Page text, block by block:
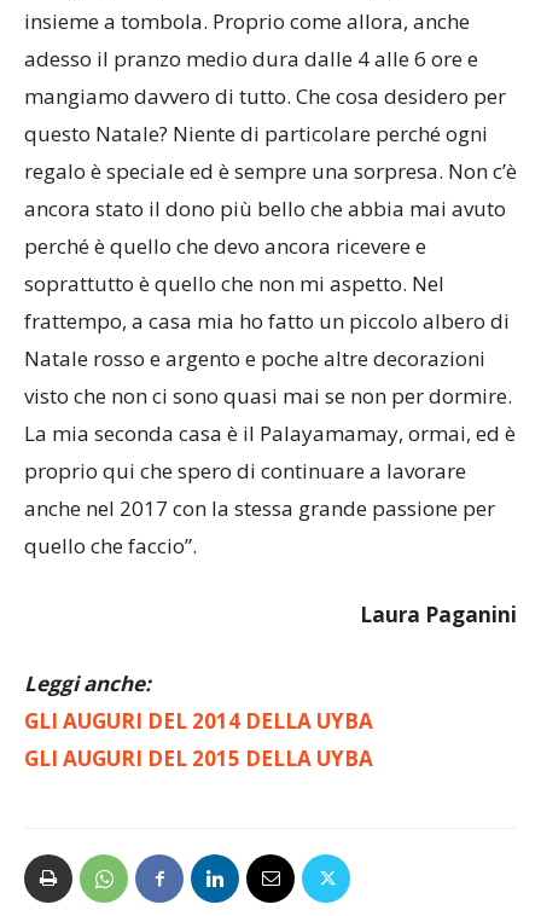
insieme a tombola. Proprio come allora, anche
adesso il pranzo medio dura dalle 4 alle 6 ore e
mangiamo davvero di tutto. Che cosa desidero per
questo Natale? Niente di particolare perché ogni
regalo è speciale ed è sempre una sorpresa. Non c’è
ancora stato il dono più bello che abbia mai avuto
perché è quello che devo ancora ricevere e
soprattutto è quello che non mi aspetto. Nel
frattempo, a casa mia ho fatto un piccolo albero di
Natale rosso e argento e poche altre decorazioni
visto che non ci sono quasi mai se non per dormire.
La mia seconda casa è il Palayamamay, ormai, ed è
proprio qui che spero di continuare a lavorare
anche nel 2017 con la stessa grande passione per
quello che faccio”.
Laura Paganini
Leggi anche:
GLI AUGURI DEL 2014 DELLA UYBA
GLI AUGURI DEL 2015 DELLA UYBA